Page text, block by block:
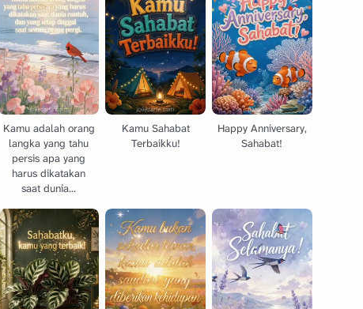
Kamu adalah orang
langka yang tahu
persis apa yang
harus dikatakan
saat dunia...
Kamu Sahabat
Terbaikku!
Happy Anniversary,
Sahabat!